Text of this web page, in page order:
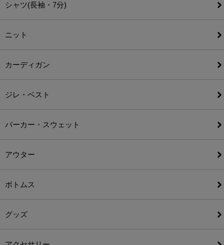
シャツ(長袖・7分)
ニット
カーディガン
ジレ・ベスト
パーカー・スウェット
アウター
ボトムス
グッズ